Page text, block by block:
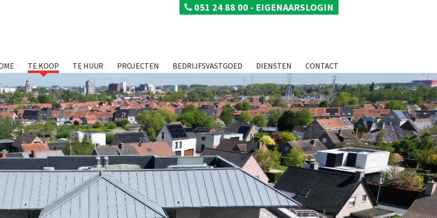
051 24 88 00 - EIGENAARSLOGIN
TE KOOP TE HUUR PROJECTEN BEDRIJFSVASTGOED DIENSTEN CONTACT